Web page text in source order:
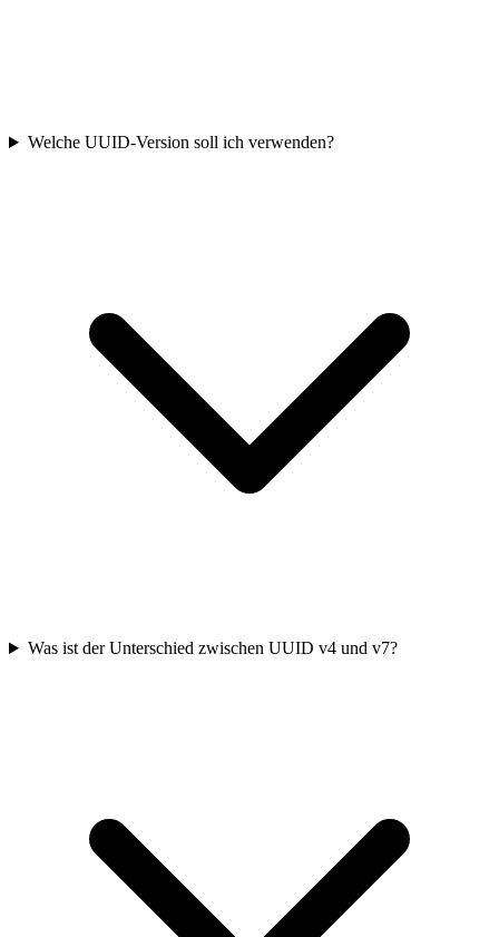
Welche UUID-Version soll ich verwenden?
Was ist der Unterschied zwischen UUID v4 und v7?